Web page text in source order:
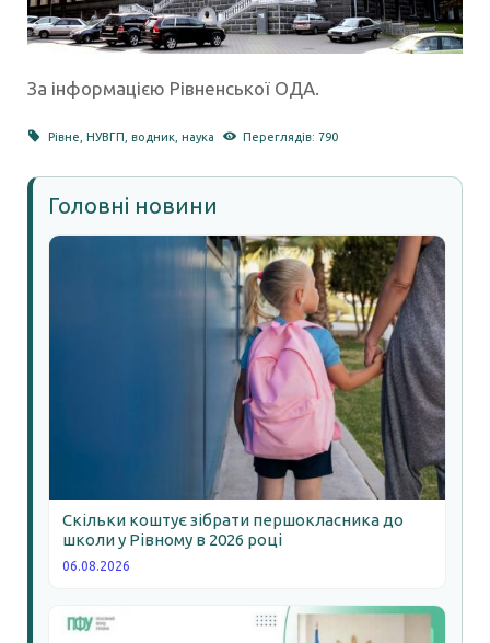
За інформацією Рівненської ОДА.
Рівне ,НУВГП ,водник ,наука Переглядів: 790
Головні новини
Скільки коштує зібрати першокласника до
школи у Рівному в 2026 році
06.08.2026